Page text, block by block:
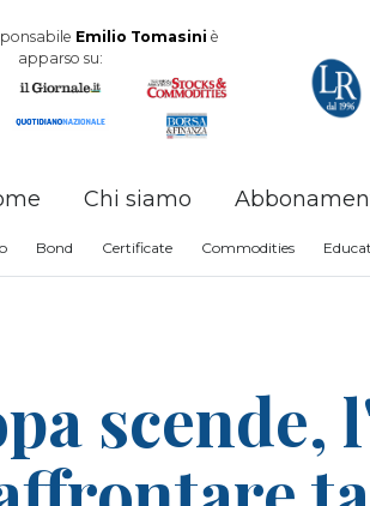
Emilio Tomasini è
apparso su:
Chi siamo
Bond Certificate Commodities
scende,